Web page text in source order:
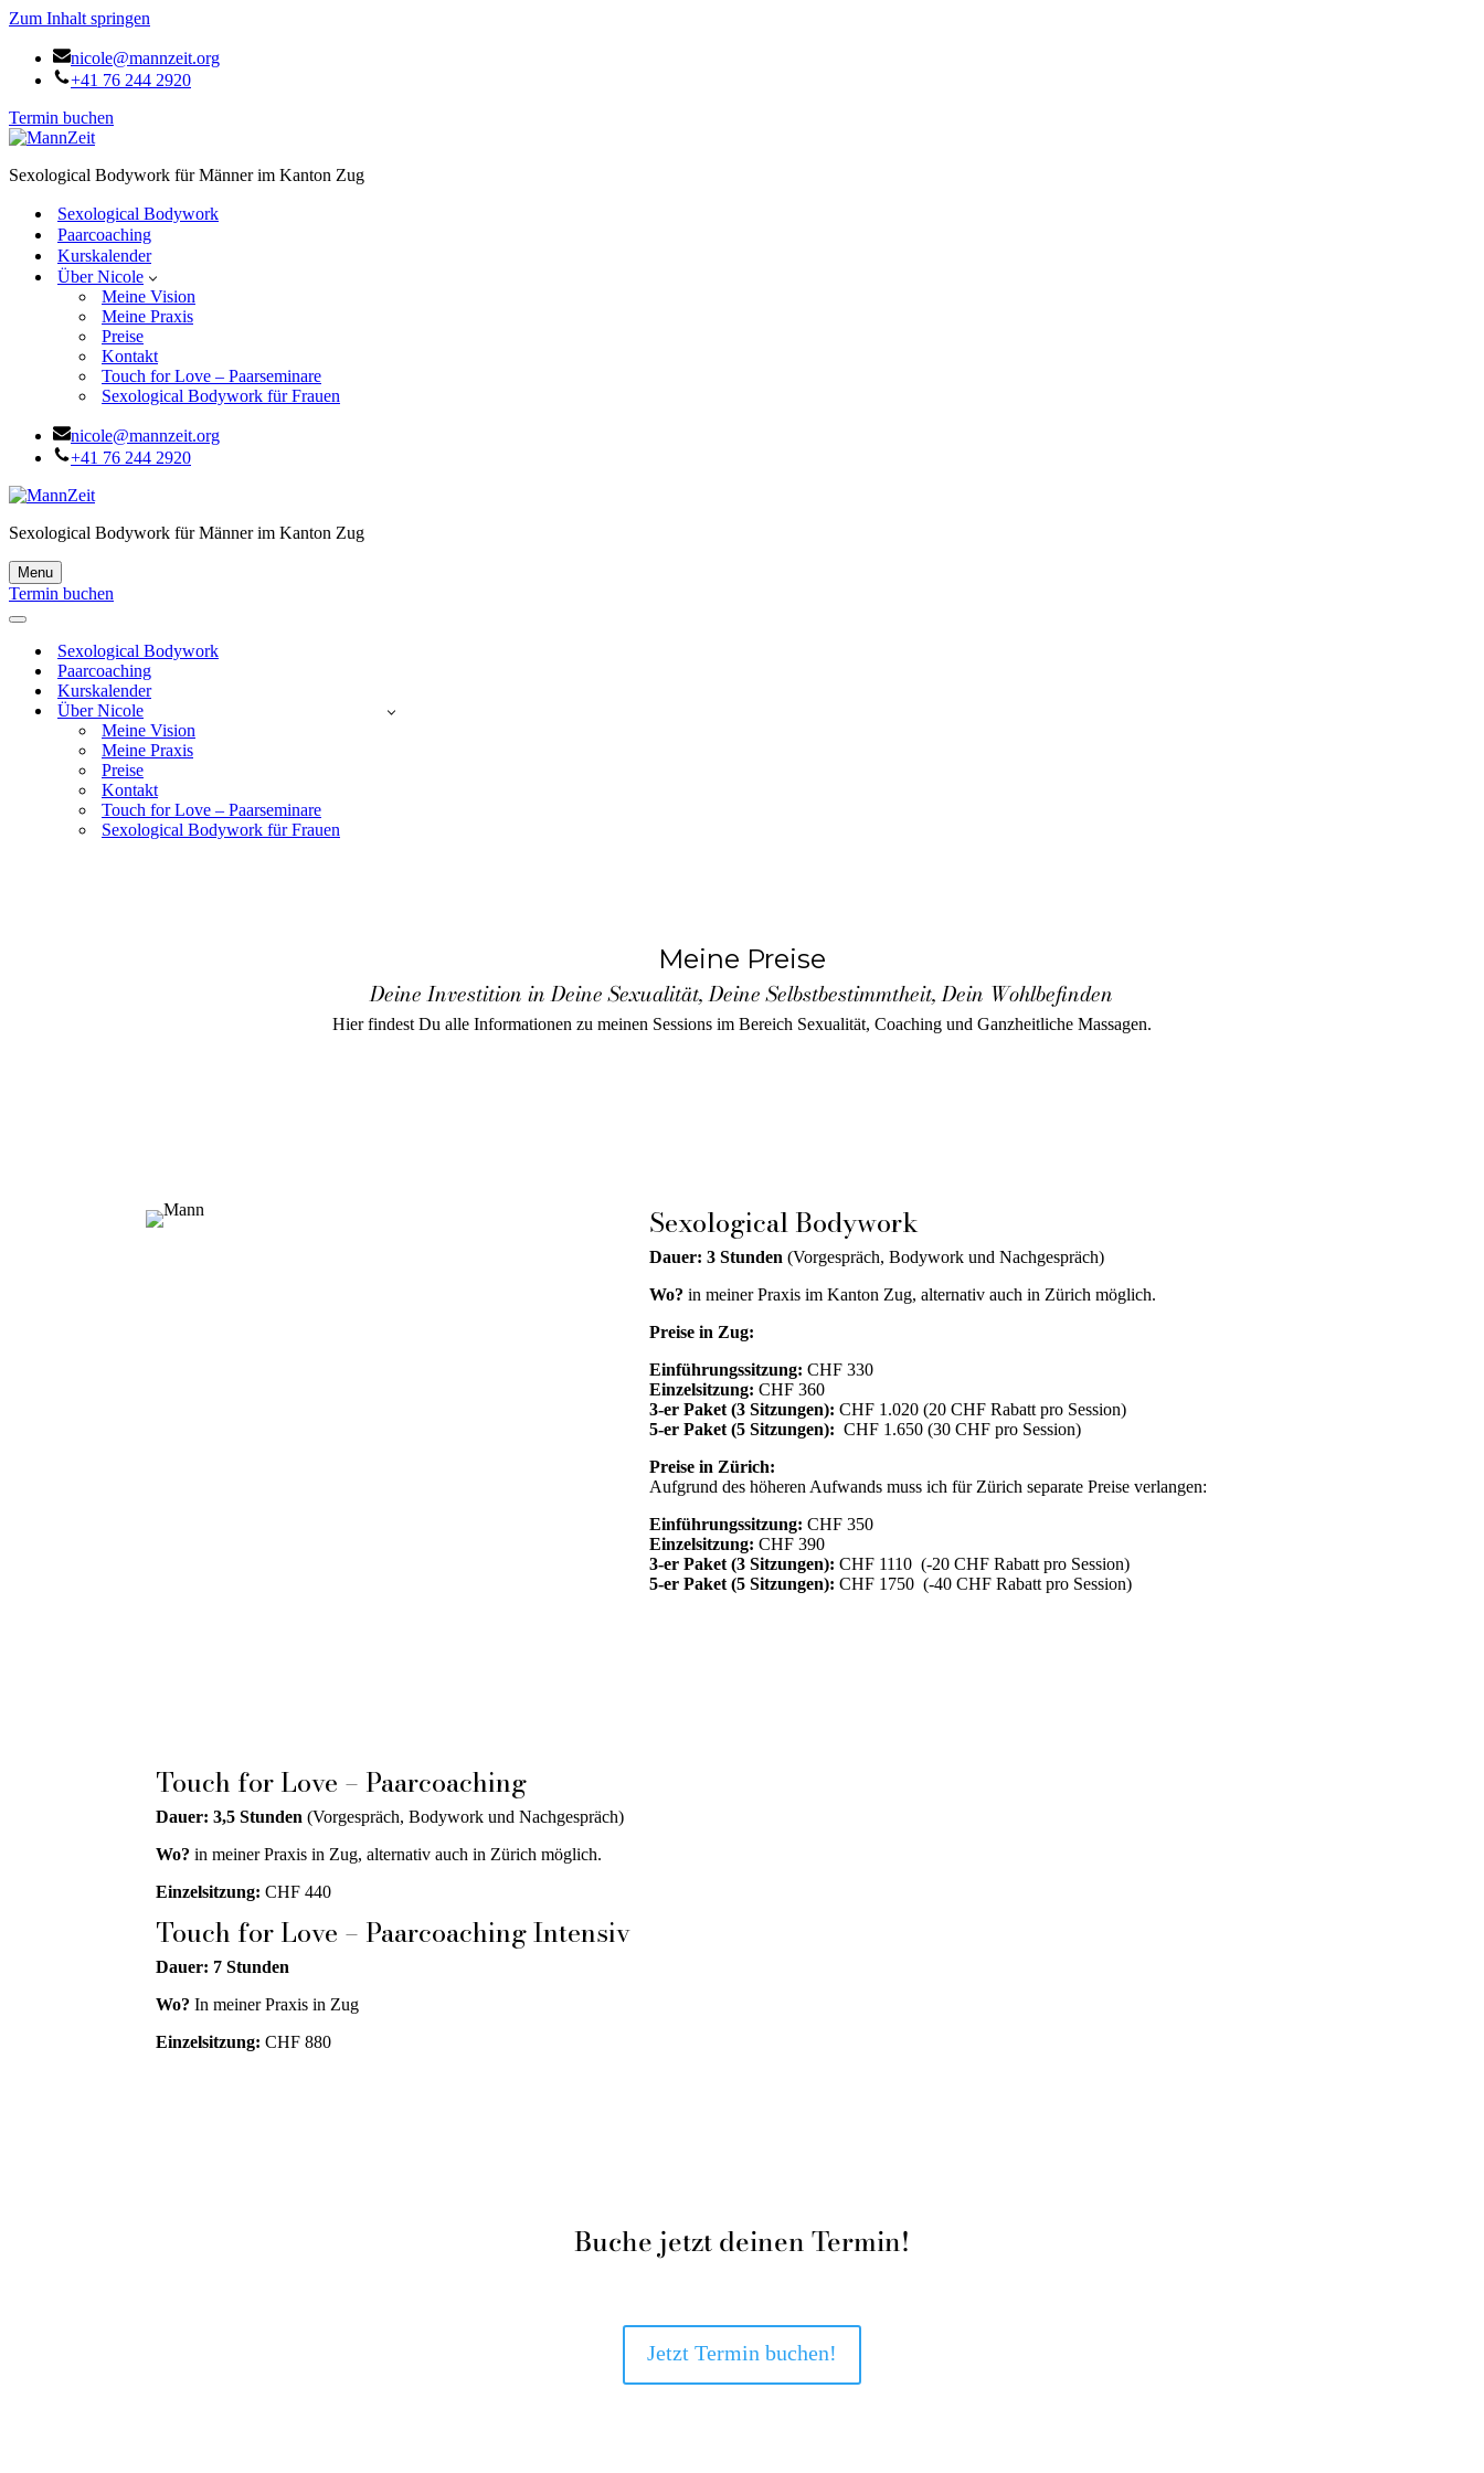
Zum Inhalt springen
nicole@mannzeit.org
+41 76 244 2920
Termin buchen
Sexological Bodywork für Männer im Kanton Zug
Sexological Bodywork
Paarcoaching
Kurskalender
Über Nicole
Meine Vision
Meine Praxis
Preise
Kontakt
Touch for Love – Paarseminare
Sexological Bodywork für Frauen
nicole@mannzeit.org
+41 76 244 2920
Sexological Bodywork für Männer im Kanton Zug
Menu
Navigationsmenü
Termin buchen
Navigationsmenü
Sexological Bodywork
Paarcoaching
Kurskalender
Über Nicole
Meine Vision
Meine Praxis
Preise
Kontakt
Touch for Love – Paarseminare
Sexological Bodywork für Frauen
Meine Preise
Deine Investition in Deine Sexualität, Deine Selbstbestimmtheit, Dein Wohlbefinden
Hier findest Du alle Informationen zu meinen Sessions im Bereich Sexualität, Coaching und Ganzheitliche Massagen.
Sexological Bodywork
Dauer: 3 Stunden (Vorgespräch, Bodywork und Nachgespräch)
Wo? in meiner Praxis im Kanton Zug, alternativ auch in Zürich möglich.
Preise in Zug:
Einführungssitzung: CHF 330
Einzelsitzung: CHF 360
3-er Paket (3 Sitzungen): CHF 1.020 (20 CHF Rabatt pro Session)
5-er Paket (5 Sitzungen): CHF 1.650 (30 CHF pro Session)
Preise in Zürich:
Aufgrund des höheren Aufwands muss ich für Zürich separate Preise verlangen:
Einführungssitzung: CHF 350
Einzelsitzung: CHF 390
3-er Paket (3 Sitzungen): CHF 1110 (-20 CHF Rabatt pro Session)
5-er Paket (5 Sitzungen): CHF 1750 (-40 CHF Rabatt pro Session)
Touch for Love – Paarcoaching
Dauer: 3,5 Stunden (Vorgespräch, Bodywork und Nachgespräch)
Wo? in meiner Praxis in Zug, alternativ auch in Zürich möglich.
Einzelsitzung: CHF 440
Touch for Love – Paarcoaching Intensiv
Dauer: 7 Stunden
Wo? In meiner Praxis in Zug
Einzelsitzung: CHF 880
Buche jetzt deinen Termin!
Jetzt Termin buchen!